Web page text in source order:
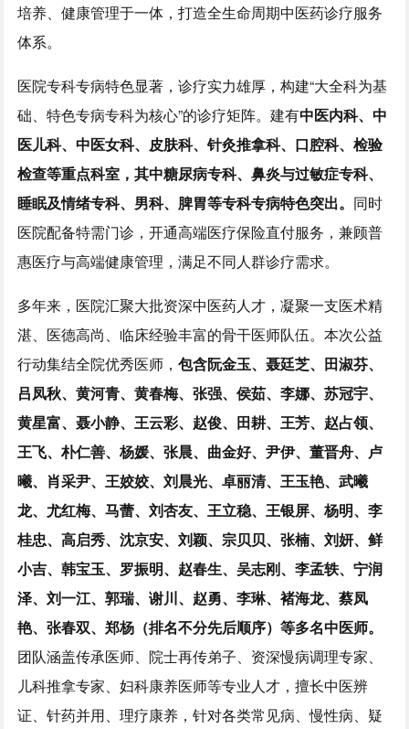
培养、健康管理于一体，打造全生命周期中医药诊疗服务
体系。
医院专科专病特色显著，诊疗实力雄厚，构建“大全科为基
础、特色专病专科为核心”的诊疗矩阵。建有中医内科、中
医儿科、中医女科、皮肤科、针灸推拿科、口腔科、检验
检查等重点科室，其中糖尿病专科、鼻炎与过敏症专科、
睡眠及情绪专科、 男科、 脾胃等专科专病特色突出。 同时
医院配备特需门诊，开通高端医疗保险直付服务，兼顾普
惠医疗与高端健康管理，满足不同人群诊疗需求。
多年来，医院汇聚大批资深中医药人才，凝聚一支医术精
湛、医德高尚、临床经验丰富的骨干医师队伍。本次公益
行动集结全院优秀医师，包含阮金玉、聂廷芝、田淑芬、
吕凤秋、黄河青、黄春梅、张强、侯茹、李娜、苏冠宇、
黄星富、聂小静、王云彩、赵俊、田耕、王芳、赵占领、
王飞、朴仁善、杨媛、张晨、曲金好、尹伊、董晋舟、卢
曦、肖采尹、王姣姣、刘晨光、卓丽清、王玉艳、武曦
龙、尤红梅、马蕾、刘杏友、王立稳、王银屏、杨明、李
桂忠、高启秀、沈京安、刘颖、宗贝贝、张楠、刘妍、鲜
小吉、韩宝玉、罗振明、赵春生、吴志刚、李孟轶、宁润
泽、刘一江、郭瑞、谢川、赵勇、李琳、褚海龙、蔡凤
艳、张春双、郑杨（排名不分先后顺序）等多名中医师。
团队涵盖传承医师、院士再传弟子、资深慢病调理专家、
儿科推拿专家、妇科康养医师等专业人才，擅长中医辨
证、针药并用、理疗康养，针对各类常见病、慢性病、疑